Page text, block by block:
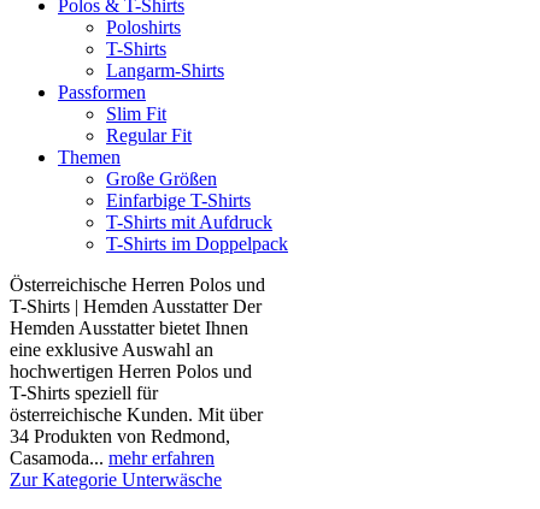
Polos & T-Shirts
Poloshirts
T-Shirts
Langarm-Shirts
Passformen
Slim Fit
Regular Fit
Themen
Große Größen
Einfarbige T-Shirts
T-Shirts mit Aufdruck
T-Shirts im Doppelpack
Österreichische Herren Polos und
T-Shirts | Hemden Ausstatter Der
Hemden Ausstatter bietet Ihnen
eine exklusive Auswahl an
hochwertigen Herren Polos und
T-Shirts speziell für
österreichische Kunden. Mit über
34 Produkten von Redmond,
Casamoda... mehr erfahren
Zur Kategorie Unterwäsche